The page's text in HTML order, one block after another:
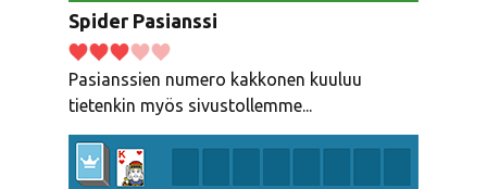
Spider Pasianssi
Pasianssien numero kakkonen kuuluu
tietenkin myös sivustollemme...